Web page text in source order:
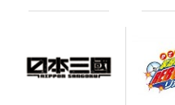
カー